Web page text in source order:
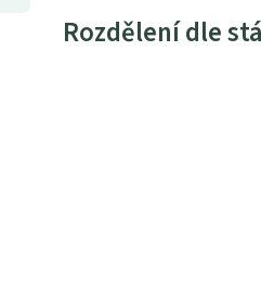
Rozdělení dle